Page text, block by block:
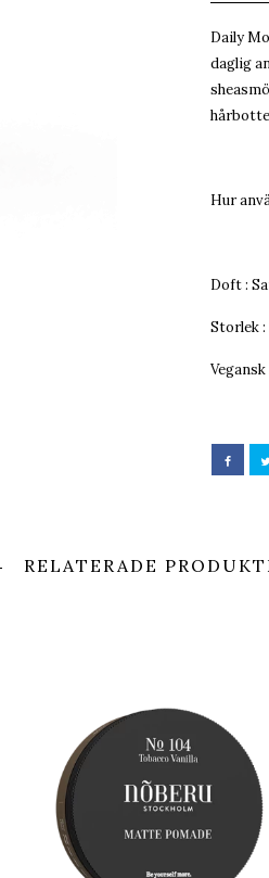
Daily
daglig
Hur
Doft :
Storlek :
Vegansk
RELATERADE